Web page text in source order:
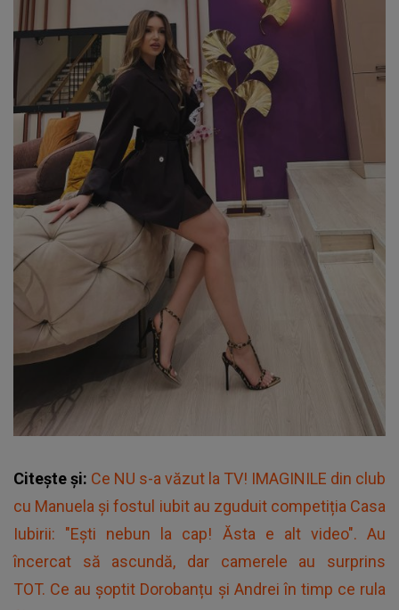
Citește și: Ce NU s-a văzut la TV! IMAGINILE din club
cu Manuela și fostul iubit au zguduit competiția Casa
Iubirii: "Ești nebun la cap! Ăsta e alt video". Au
încercat să ascundă, dar camerele au surprins
TOT. Ce au șoptit Dorobanțu și Andrei în timp ce rula